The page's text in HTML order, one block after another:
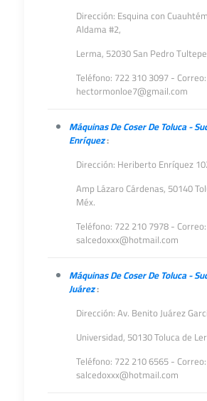
Dirección: Esquina con
Aldama #2,
Lerma, 52030 San Pedro
Teléfono: 722 310 3097 - Correo:
hectormonloe7@gmail.com
Máquinas De Coser De Toluca -
Enríquez:
Dirección: Heriberto Enríquez
Amp Lázaro Cárdenas, 50140
Méx.
Teléfono: 722 210 7978 - Correo:
salcedoxxx@hotmail.com
Máquinas De Coser De Toluca -
Juárez:
Dirección: Av. Benito Juárez
Universidad, 50130 Toluca de
Teléfono: 722 210 6565 - Correo:
salcedoxxx@hotmail.com